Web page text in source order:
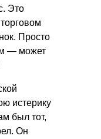
Это
Просто
— может
истерику
был тот,
Он